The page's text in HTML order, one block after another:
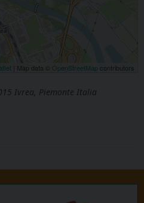
| Map data © OpenStreetMap contributors
Ivrea, Piemonte Italia